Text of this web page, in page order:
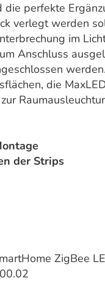
perfekte
verlegt werden
im
Anschluss
die
der Strips
ZigBee